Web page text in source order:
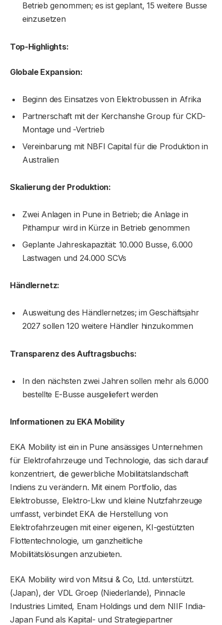
Betrieb genommen; es ist geplant, 15 weitere Busse
einzusetzen
Top-Highlights:
Globale Expansion:
Beginn des Einsatzes von Elektrobussen in Afrika
Partnerschaft mit der Kerchanshe Group für CKD-
Montage und -Vertrieb
Vereinbarung mit NBFI Capital für die Produktion in
Australien
Skalierung der Produktion:
Zwei Anlagen in Pune in Betrieb; die Anlage in
Pithampur wird in Kürze in Betrieb genommen
Geplante Jahreskapazität: 10.000 Busse, 6.000
Lastwagen und 24.000 SCVs
Händlernetz:
Ausweitung des Händlernetzes; im Geschäftsjahr
2027 sollen 120 weitere Händler hinzukommen
Transparenz des Auftragsbuchs:
In den nächsten zwei Jahren sollen mehr als 6.000
bestellte E-Busse ausgeliefert werden
Informationen zu EKA Mobility
EKA Mobility ist ein in Pune ansässiges Unternehmen
für Elektrofahrzeuge und Technologie, das sich darauf
konzentriert, die gewerbliche Mobilitätslandschaft
Indiens zu verändern. Mit einem Portfolio, das
Elektrobusse, Elektro-Lkw und kleine Nutzfahrzeuge
umfasst, verbindet EKA die Herstellung von
Elektrofahrzeugen mit einer eigenen, KI-gestützten
Flottentechnologie, um ganzheitliche
Mobilitätslösungen anzubieten.
EKA Mobility wird von Mitsui & Co, Ltd. unterstützt.
(Japan), der VDL Groep (Niederlande), Pinnacle
Industries Limited, Enam Holdings und dem NIIF India-
Japan Fund als Kapital- und Strategiepartner